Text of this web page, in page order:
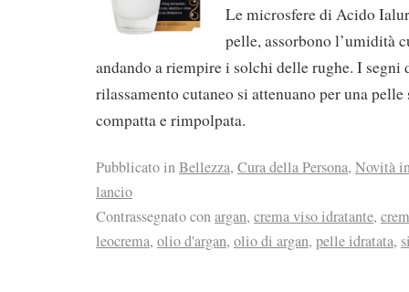
Le microsfere di Acido
pelle, assorbono l’umidità
andando a riempire i solchi delle rughe. I segni
rilassamento cutaneo si attenuano per una
compatta e rimpolpata.
Pubblicato inBellezza, Cura della Persona, Novità
lancio
Contrassegnato conargan, crema viso idratante,
leocrema, olio d'argan, olio di argan, pelle idratata,